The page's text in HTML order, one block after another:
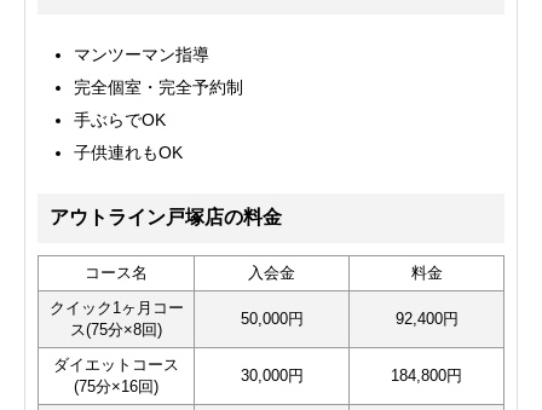
マンツーマン指導
完全個室・完全予約制
手ぶらでOK
子供連れもOK
アウトライン戸塚店の料金
コース名 入会金
料金
クイック1ヶ月コー
ス(75分×8回)
50,000円 92,400円
ダイエットコース
(75分×16回)
30,000円 184,800円